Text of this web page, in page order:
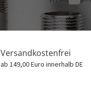
Versandkostenfrei
ab 149,00 Euro innerhalb DE